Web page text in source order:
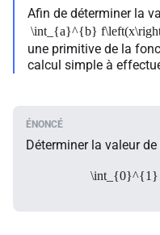
Afin de déterminer la
\int_{a}^{b}
une primitive de la
calcul simple à
Déterminer la valeur
\int_{0}^{1}